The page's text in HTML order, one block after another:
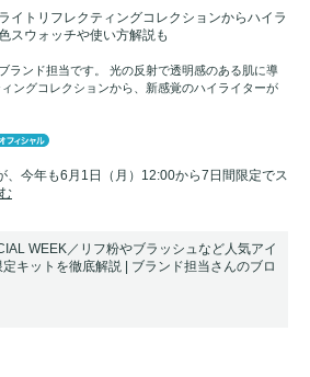
イトリフレクティングコレクションからハイラ
スウォッチや使い方解説も
ランド担当です。 光の反射で透明感のある肌に導
ングコレクションから、新感覚のハイライターが
、今年も6月1日（月）12:00から7日間限定でス
WEEK／リフ粉やブラッシュなど人気アイ
キットを徹底解説 | ブランド担当さんのブロ